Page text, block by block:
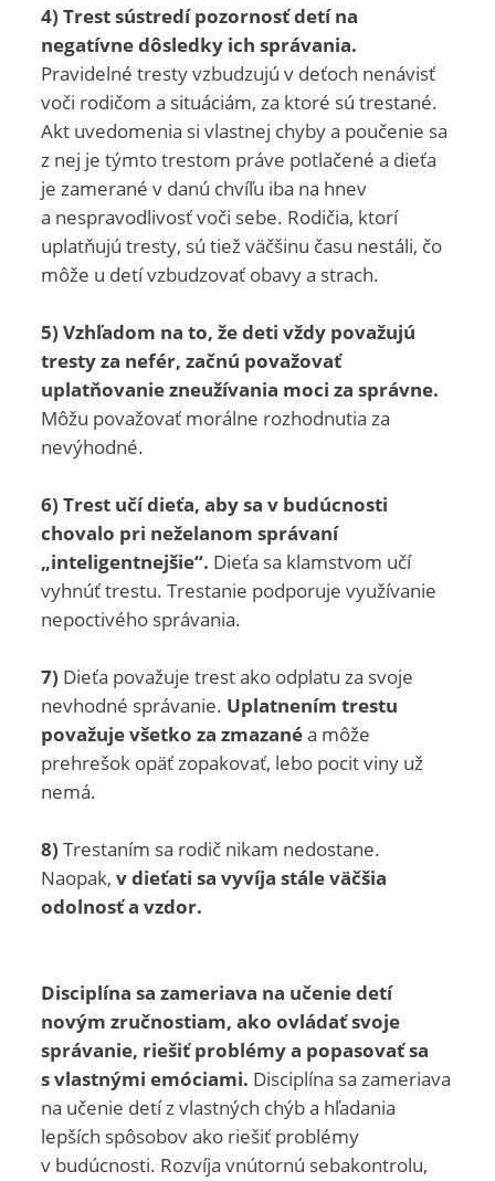
4) Trest sústredí pozornosť detí na
negatívne dôsledky ich správania.
Pravidelné tresty vzbudzujú v deťoch nenávisť
voči rodičom a situáciám, za ktoré sú trestané.
Akt uvedomenia si vlastnej chyby a poučenie sa
z nej je týmto trestom práve potlačené a dieťa
je zamerané v danú chvíľu iba na hnev
a nespravodlivosť voči sebe. Rodičia, ktorí
uplatňujú tresty, sú tiež väčšinu času nestáli, čo
môže u detí vzbudzovať obavy a strach.
5) Vzhľadom na to, že deti vždy považujú
tresty za nefér, začnú považovať
uplatňovanie zneužívania moci za správne.
Môžu považovať morálne rozhodnutia za
nevýhodné.
6) Trest učí dieťa, aby sa v budúcnosti
chovalo pri neželanom správaní
„inteligentnejšie“. Dieťa sa klamstvom učí
vyhnúť trestu. Trestanie podporuje využívanie
nepoctivého správania.
7) Dieťa považuje trest ako odplatu za svoje
nevhodné správanie. Uplatnením trestu
považuje všetko za zmazanéa môže
prehrešok opäť zopakovať, lebo pocit viny už
nemá.
8) Trestaním sa rodič nikam nedostane.
Naopak, v dieťati sa vyvíja stále väčšia
odolnosť a vzdor.
Disciplína sa zameriava na učenie detí
novým zručnostiam, ako ovládať svoje
správanie, riešiť problémy a popasovať sa
s vlastnými emóciami. Disciplína sa zameriava
na učenie detí z vlastných chýb a hľadania
lepších spôsobov ako riešiť problémy
v budúcnosti. Rozvíja vnútornú sebakontrolu,